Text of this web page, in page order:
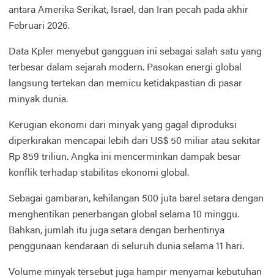
antara Amerika Serikat, Israel, dan Iran pecah pada akhir
Februari 2026.
Data Kpler menyebut gangguan ini sebagai salah satu yang
terbesar dalam sejarah modern. Pasokan energi global
langsung tertekan dan memicu ketidakpastian di pasar
minyak dunia.
Kerugian ekonomi dari minyak yang gagal diproduksi
diperkirakan mencapai lebih dari US$ 50 miliar atau sekitar
Rp 859 triliun. Angka ini mencerminkan dampak besar
konflik terhadap stabilitas ekonomi global.
Sebagai gambaran, kehilangan 500 juta barel setara dengan
menghentikan penerbangan global selama 10 minggu.
Bahkan, jumlah itu juga setara dengan berhentinya
penggunaan kendaraan di seluruh dunia selama 11 hari.
Volume minyak tersebut juga hampir menyamai kebutuhan